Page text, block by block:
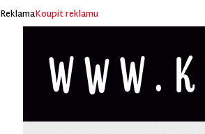
ReklamaKoupit reklamu